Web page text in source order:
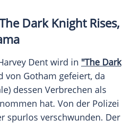
Dark Knight Rises,
Dent wird in "The Dark
von Gotham gefeiert, da
dessen Verbrechen als
hat. Von der Polizei
spurlos verschwunden. Der